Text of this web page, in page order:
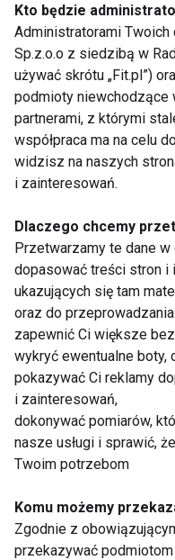
Redukcja tkanki
rozwiązaniem
typów treningu –
zachować
dodatkowe
Poprawa
priorytetem,
celem jest
zdrowia układu
Zdrowie i
treningu mają
zdrowie, więc
pełnię korzyści.
Jak łączyć
cardio?
Najlepsze rezultaty
treningu w
wskazówek, jak to
jednym dniu,
temu masz
Kto będzie
Administratorami Twoich
Sp.z.o.o z siedzibą w
używać skrótu „Fit.pl”)
podmioty niewchodzące
partnerami, z którymi
współpraca ma na celu
widzisz na naszych
i zainteresowań.
Dlaczego chcemy
Przetwarzamy te dane w
dopasować treści stron i
ukazujących się tam
oraz do
zapewnić Ci większe
wykryć ewentualne boty,
pokazywać Ci reklamy
i zainteresowań,
dokonywać pomiarów,
nasze usługi i sprawić,
Twoim potrzebom
Komu możemy
Zgodnie z
przekazywać